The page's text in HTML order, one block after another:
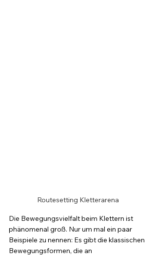
Routesetting Kletterarena
Die Bewegungsvielfalt beim Klettern ist
phänomenal groß. Nur um mal ein paar
Beispiele zu nennen: Es gibt die klassischen
Bewegungsformen, die an